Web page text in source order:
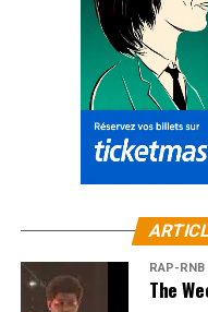
RAP-RNB
The